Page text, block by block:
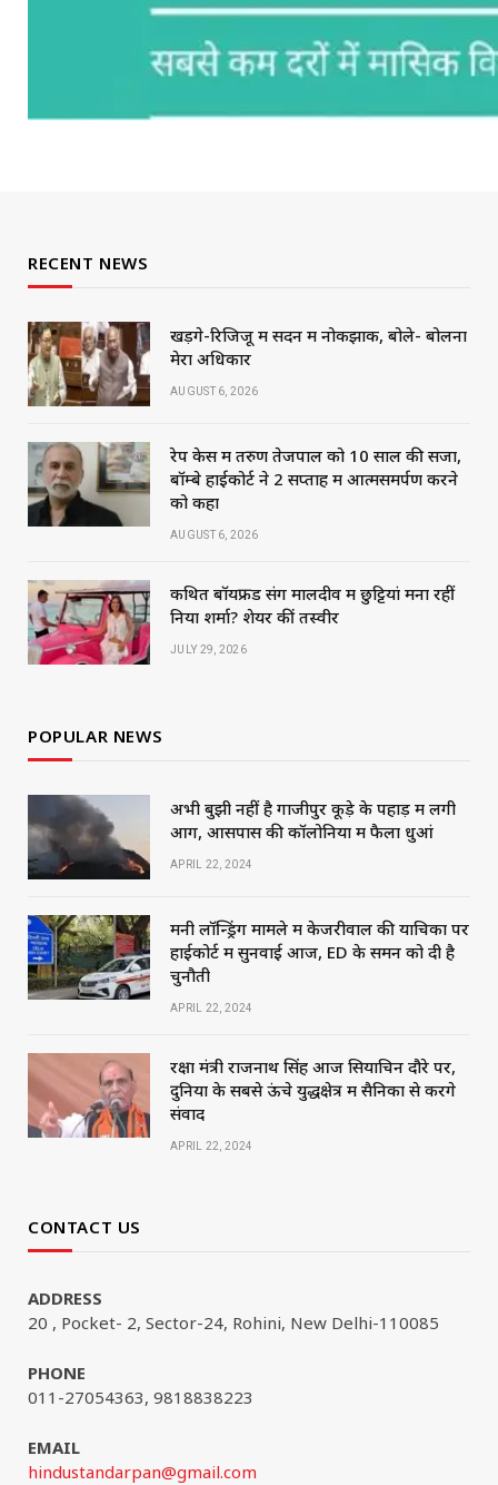
RECENT NEWS
खड़गे-रिजिजू में सदन में नोकझोंक, बोले- बोलना
मेरा अधिकार
AUGUST 6, 2026
रेप केस में तरुण तेजपाल को 10 साल की सजा,
बॉम्बे हाईकोर्ट ने 2 सप्ताह में आत्मसमर्पण करने
को कहा
AUGUST 6, 2026
कथित बॉयफ्रेंड संग मालदीव में छुट्टियां मना रहीं
निया शर्मा? शेयर कीं तस्वीरें
JULY 29, 2026
POPULAR NEWS
अभी बुझी नहीं है गाजीपुर कूड़े के पहाड़ में लगी
आग, आसपास की कॉलोनियों में फैला धुआं
APRIL 22, 2024
मनी लॉन्ड्रिंग मामले में केजरीवाल की याचिका पर
हाईकोर्ट में सुनवाई आज, ED के समन को दी है
चुनौती
APRIL 22, 2024
रक्षा मंत्री राजनाथ सिंह आज सियाचिन दौरे पर,
दुनिया के सबसे ऊंचे युद्धक्षेत्र में सैनिकों से करेंगे
संवाद
APRIL 22, 2024
CONTACT US
ADDRESS
20 , Pocket- 2, Sector-24, Rohini, New Delhi-110085
PHONE
011-27054363, 9818838223
EMAIL
hindustandarpan@gmail.com